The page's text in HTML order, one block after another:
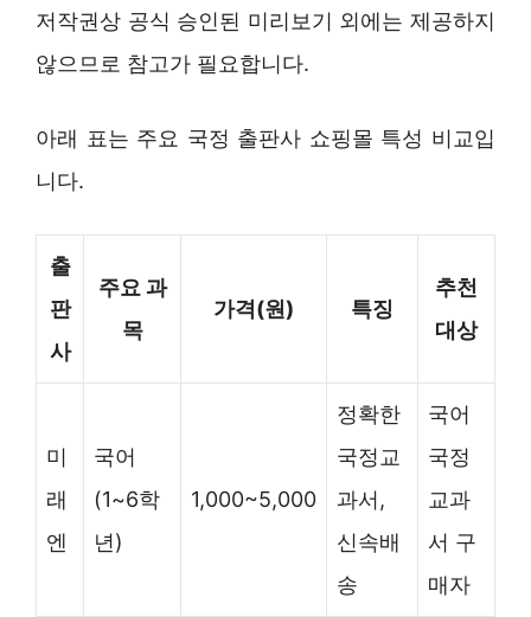
저작권상 공식 승인된 미리보기 외에는 제공하지
않으므로 참고가 필요합니다.
아래 표는 주요 국정 출판사 쇼핑몰 특성 비교입
니다.
출
판
사
주요 과
목
가격(원) 특징
추천
대상
미
래
엔
국어
(1~6학
년)
1,000~5,000
정확한
국정교
과서,
신속배
송
국어
국정
교과
서 구
매자